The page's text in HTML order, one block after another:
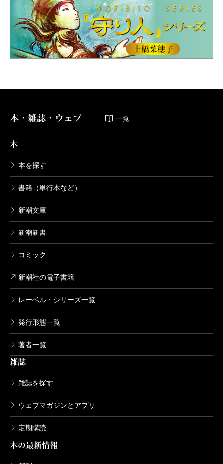
本・雑誌・ウェブ 一覧
本
本を探す
書籍（単行本など）
新潮文庫
新潮新書
コミック
新潮社の電子書籍
レーベル・シリーズ一覧
発行形態一覧
著者一覧
雑誌
雑誌を探す
ウェブマガジンとアプリ
定期購読
本の最新情報